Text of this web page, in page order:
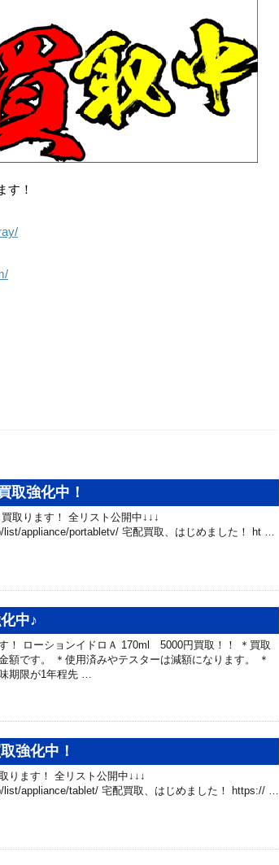
す！
取強化中！
取ります！ 全リスト公開中↓↓↓
list/appliance/portabletv/ 宅配買取、はじめました！ ht …
中♪
！ ローションイドロＡ 170ml 5000円買取！！ ＊買取
額です。 ＊使用済みやテスターは減額になります。 ＊
期限が1年程先 …
強化中！
ります！ 全リスト公開中↓↓↓
list/appliance/tablet/ 宅配買取、はじめました！ https:// …